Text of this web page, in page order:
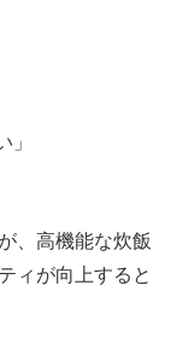
」
、高機能な炊飯
ィが向上すると